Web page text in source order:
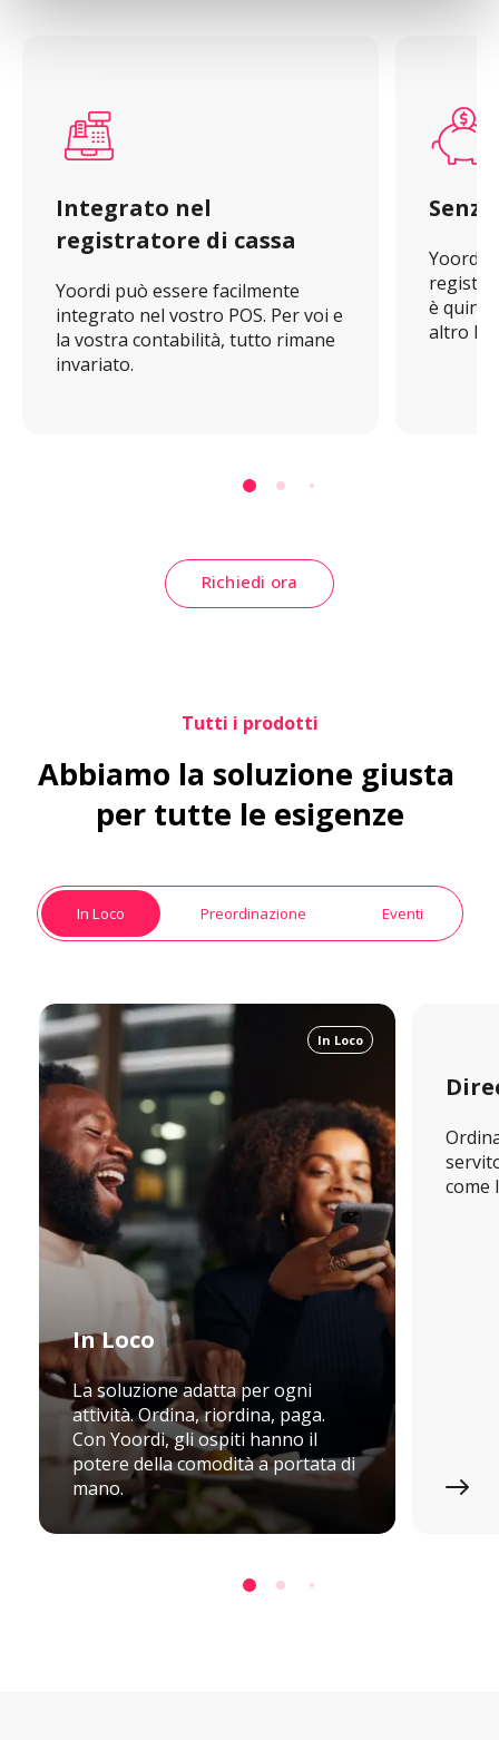
Integrato nel
registratore di cassa
Yoordi può essere facilmente
integrato nel vostro POS. Per voi e
la vostra contabilità, tutto rimane
invariato.
Yoordi
è
altro
Richiedi ora
Tutti i prodotti
Abbiamo la soluzione giusta
per tutte le esigenze
In Loco Preordinazione Eventi
In Loco
In Loco
La soluzione adatta per ogni
attività. Ordina, riordina, paga.
Con Yoordi, gli ospiti hanno il
potere della comodità a portata di
mano.
come